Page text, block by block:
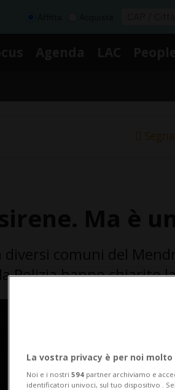
Polizia hanno chiarito
La vostra privacy è per noi
Noi e i nostri 594 partner archiviamo e
identificatori univoci, sul tuo dispositivo .